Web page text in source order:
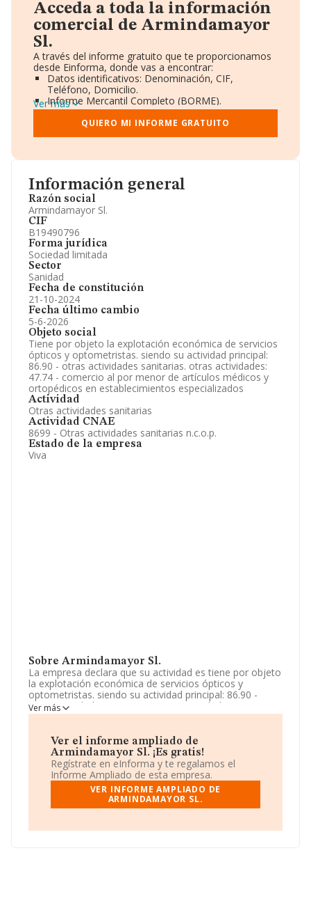
Información general
Razón social
Armindamayor Sl.
CIF
B19490796
Forma jurídica
Sociedad limitada
Sector
Sanidad
Fecha de constitución
21-10-2024
Fecha último cambio
5-6-2026
Objeto social
Tiene por objeto la explotación económica de servicios
ópticos y optometristas. siendo su actividad principal:
86.90 - otras actividades sanitarias. otras actividades:
47.74 - comercio al por menor de artículos médicos y
ortopédicos en establecimientos especializados
Actividad
Otras actividades sanitarias
Actividad CNAE
8699 - Otras actividades sanitarias n.c.o.p.
Estado de la empresa
Viva
Sobre Armindamayor Sl.
La empresa declara que su actividad es tiene por objeto
la explotación económica de servicios ópticos y
optometristas. siendo su actividad principal: 86.90 -
otras actividades sanitarias. otras actividades: 47.74 -
comercio al por menor de artículos médicos y
empresa aparece inscrita en el Registro Mercantil como
Sociedad Limitada. Su CNAE corresponde a 8699 con
código '%cnae%'. La compañía no tiene actividad en
mercados exteriores.
La empresa españolaArmindamayor S.L
B19490796, tiene su domicilio social establecido en
Ver más
Ver el informe ampliado de
Armindamayor Sl. ¡Es gratis!
Regístrate en eInforma y te regalamos el
Informe Ampliado de esta empresa.
VER INFORME AMPLIADO DE
ARMINDAMAYOR SL.
Acceda a toda la información
comercial de Armindamayor
Sl.
A través del informe gratuito que te proporcionamos
desde Einforma, donde vas a encontrar:
Datos identificativos: Denominación, CIF,
Teléfono, Domicilio.
Informe Mercantil Completo (BORME).
Gráficos de Evolución Ventas y Empleados.
Consejo de Administración y Administradores.
Directivos y Ejecutivos.
Información oficial y registral complementaria.
Ver más
QUIERO MI INFORME GRATUITO